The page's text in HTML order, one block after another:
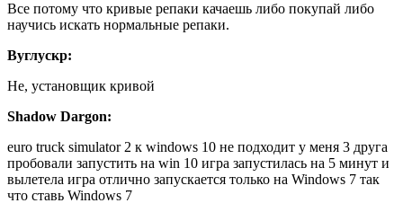
Все потому что кривые репаки качаешь либо покупай либо
научись искать нормальные репаки.
Вуглускр:
Не, установщик кривой
Shadow Dargon:
euro truck simulator 2 к windows 10 не подходит у меня 3 друга
пробовали запустить на win 10 игра запустилась на 5 минут и
вылетела игра отлично запускается только на Windows 7 так
что ставь Windows 7